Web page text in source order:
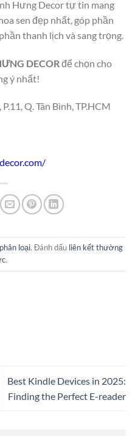
Hưng Decor tự tin mang
sen đẹp nhất, góp phần
thanh lịch và sang trọng.
DECOR để chọn cho
ý nhất!
Q. Tân Bình, TP.HCM
loại. Đánh dấu liên kết thường
.
Best Kindle Devices in 2025:
Finding the Perfect E-reader